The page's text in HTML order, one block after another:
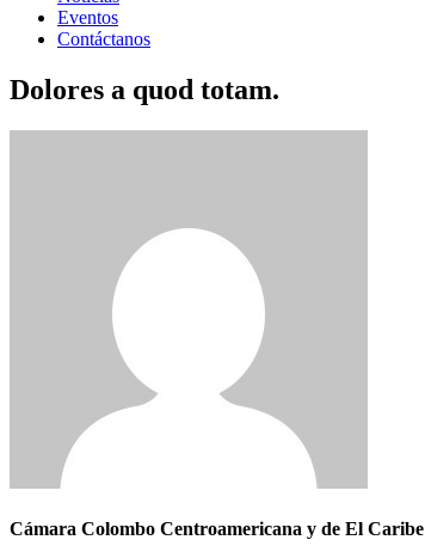
Eventos
Contáctanos
Dolores a quod totam.
Cámara Colombo Centroamericana y de El Caribe